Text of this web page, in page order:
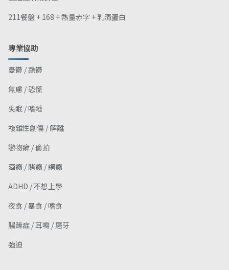
211餐盤 + 168 + 熱量赤字 + 乳清蛋白
專業協助
憂鬱 / 躁鬱
焦慮 / 恐慌
失眠 / 嗜睡
複雜性創傷 / 解離
戀物癖 / 偷拍
酒癮 / 賭癮 / 網癮
ADHD / 不想上學
夜食 / 暴食 / 嗜食
腸躁症 / 耳鳴 / 磨牙
強迫